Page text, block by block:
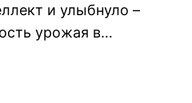
и улыбнуло –
урожая в…